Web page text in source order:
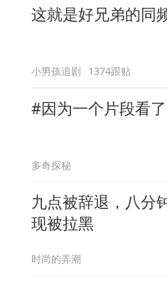
这就是好兄弟的同
小男孩追剧 1374跟贴
#因为一个片段看
多奇探秘
九点被辞退，八分
现被拉黑
时尚的弄潮